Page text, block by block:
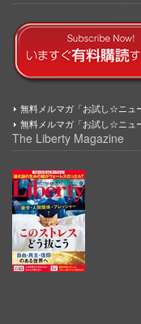
無料メルマガ「お試し☆ニュ
無料メルマガ「お試し☆ニュ
The Liberty Magazine